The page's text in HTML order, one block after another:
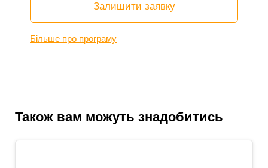
Залишити заявку
Більше про програму
Також вам можуть знадобитись